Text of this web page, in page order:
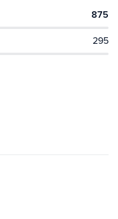
875
295